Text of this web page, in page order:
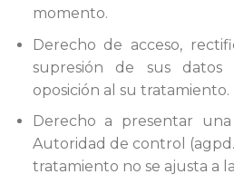
momento.
Derecho de acceso,
supresión de sus
oposición al su tratamiento.
Derecho a presentar
Autoridad de control
tratamiento no se ajusta a